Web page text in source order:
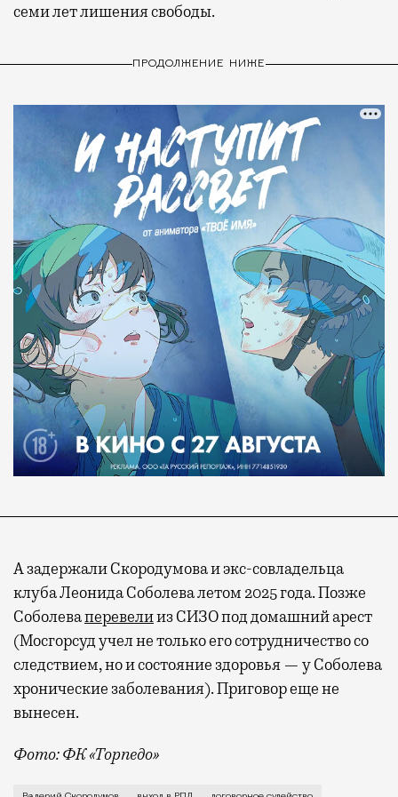
семи лет лишения свободы.
ПРОДОЛЖЕНИЕ НИЖЕ
А задержали Скородумова и экс-совладельца
клуба Леонида Соболева летом 2025 года. Позже
Соболеваперевелииз СИЗО под домашний арест
(Мосгорсуд учел не только его сотрудничество со
следствием, но и состояние здоровья — у Соболева
хронические заболевания). Приговор еще не
вынесен.
Фото: ФК «Торпедо»